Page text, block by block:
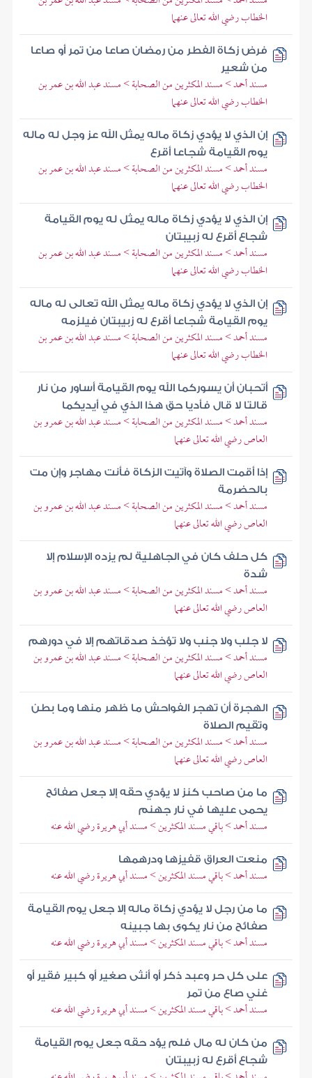
الخطاب رضي الله تعالى عنهما
فرض زكاة الفطر من رمضان صاعا من تمر أو صاعا
من شعير
مسند أحمد > مسند المكثرين من الصحابة > مسند عبد الله بن عمر بن
الخطاب رضي الله تعالى عنهما
إن الذي لا يؤدي زكاة ماله يمثل الله عز وجل له ماله
يوم القيامة شجاعا أقرع
مسند أحمد > مسند المكثرين من الصحابة > مسند عبد الله بن عمر بن
الخطاب رضي الله تعالى عنهما
إن الذي لا يؤدي زكاة ماله يمثل له يوم القيامة
شجاع أقرع له زبيبتان
مسند أحمد > مسند المكثرين من الصحابة > مسند عبد الله بن عمر بن
الخطاب رضي الله تعالى عنهما
إن الذي لا يؤدي زكاة ماله يمثل الله تعالى له ماله
يوم القيامة شجاعا أقرع له زبيبتان فيلزمه
مسند أحمد > مسند المكثرين من الصحابة > مسند عبد الله بن عمر بن
الخطاب رضي الله تعالى عنهما
أتحبان أن يسوركما الله يوم القيامة أساور من نار
قالتا لا قال فأديا حق هذا الذي في أيديكما
مسند أحمد > مسند المكثرين من الصحابة > مسند عبد الله بن عمرو بن
العاص رضي الله تعالى عنهما
إذا أقمت الصلاة وآتيت الزكاة فأنت مهاجر وإن مت
بالحضرمة
مسند أحمد > مسند المكثرين من الصحابة > مسند عبد الله بن عمرو بن
العاص رضي الله تعالى عنهما
كل حلف كان في الجاهلية لم يزده الإسلام إلا
شدة
مسند أحمد > مسند المكثرين من الصحابة > مسند عبد الله بن عمرو بن
العاص رضي الله تعالى عنهما
لا جلب ولا جنب ولا تؤخذ صدقاتهم إلا في دورهم
مسند أحمد > مسند المكثرين من الصحابة > مسند عبد الله بن عمرو بن
العاص رضي الله تعالى عنهما
الهجرة أن تهجر الفواحش ما ظهر منها وما بطن
وتقيم الصلاة
مسند أحمد > مسند المكثرين من الصحابة > مسند عبد الله بن عمرو بن
العاص رضي الله تعالى عنهما
ما من صاحب كنز لا يؤدي حقه إلا جعل صفائح
يحمى عليها في نار جهنم
مسند أحمد > باقي مسند المكثرين > مسند أبي هريرة رضي الله عنه
منعت العراق قفيزها ودرهمها
مسند أحمد > باقي مسند المكثرين > مسند أبي هريرة رضي الله عنه
ما من رجل لا يؤدي زكاة ماله إلا جعل يوم القيامة
صفائح من نار يكوى بها جبينه
مسند أحمد > باقي مسند المكثرين > مسند أبي هريرة رضي الله عنه
على كل حر وعبد ذكر أو أنثى صغير أو كبير فقير أو
غني صاع من تمر
مسند أحمد > باقي مسند المكثرين > مسند أبي هريرة رضي الله عنه
من كان له مال فلم يؤد حقه جعل يوم القيامة
شجاع أقرع له زبيبتان